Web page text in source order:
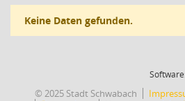
Keine Daten gefunden.
© 2025 Stadt Schwabach